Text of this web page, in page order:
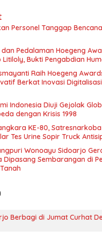
Personel Tanggap
Pedalaman Hoegeng
Bukti Pengabdian
Raih Hoegeng
Berkat Inovasi
Indonesia Diuji Gejolak
dengan Krisis 1998
KE-80,
Tes Urine Sopir Truck
Wonoayu Sidoarjo
Dipasang Sembarangan di
Berbagi di Jumat Curhat